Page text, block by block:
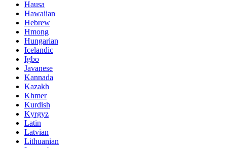
Hausa
Hawaiian
Hebrew
Hmong
Hungarian
Icelandic
Igbo
Javanese
Kannada
Kazakh
Khmer
Kurdish
Kyrgyz
Latin
Latvian
Lithuanian